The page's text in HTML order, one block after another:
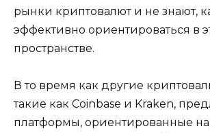
рынки криптовалют и не знают,
эффективно ориентироваться в
пространстве.
В то время как другие
такие как Coinbase и Kraken,
платформы, ориентированные